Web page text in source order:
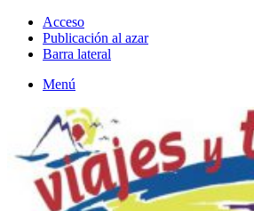
Acceso
Publicación al azar
Barra lateral
Menú